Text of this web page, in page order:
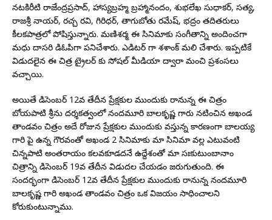
నటకిరీటి రాజేంద్రప్రసాద్, హాస్యబ్రహ్మ బ్రహ్మానందం, శుభలేఖ సుధాకర్, సత్య,
రాజశ్రీ నాయర్, రచ్చ రవి, గిరిధర్, తాగుబోతు రమేష్, భద్రం తదితరులు
కీలకపాత్రలో పోషిస్తున్నారు. మణిశర్మ ఈ సినిమాకు సంగీతాన్ని అందించగా
మధు దాసరి డిఓపిగా పనిచేశారు. ఎడిటర్ గా శశాంక్ మలి చేశారు. ఇప్పటికే
విడుదలైన ఈ చిత్ర ట్రైలర్ కు సోషల్ మీడియా ద్వారా మంచి ప్రశంసలు
వచ్చాయి.
అయితే డిసెంబర్ 12వ తేదీన ప్రేక్షకుల ముందుకు రానున్న ఈ చిత్రం
బోయపాటి శ్రీను దర్శకత్వంలో నందమూరి బాలకృష్ణ గారు నటించిన అఖండ
తాండవం చిత్రం అదే రోజున ప్రేక్షకుల ముందుకు వస్తున్న కారణంగా బాలయ్య
గారి పై ఉన్న గౌరవంతో అఖండ 2 సినిమాకు మా సినిమా వల్ల ఎటువంటి
చిన్నపాటి అంతరాయం కలవకూడదనే ఉద్దేశంతో మా సఃకుటుంబానాం
చిత్రాన్ని డిసెంబర్ 19వ తేదీన విడుదల చేయడం జరుగుతుంది. ఈ
సందర్భంగా డిసెంబర్ 12వ తేదీన ప్రేక్షకుల ముందుకు రానున్న నందమూరి
బాలకృష్ణ గారి అఖండ తాండవం చిత్రం ఒక విజయం సాధించాలని
కోరుకుంటున్నాము.